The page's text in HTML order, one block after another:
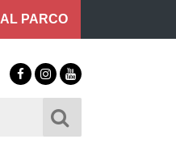
AL PARCO
Facebook
Instagram
Youtube